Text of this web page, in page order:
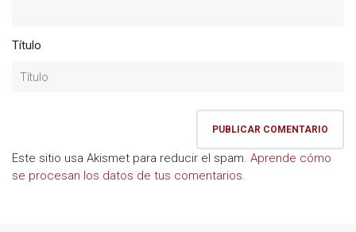
Título
Este sitio usa Akismet para reducir el spam. Aprende cómo
se procesan los datos de tus comentarios.